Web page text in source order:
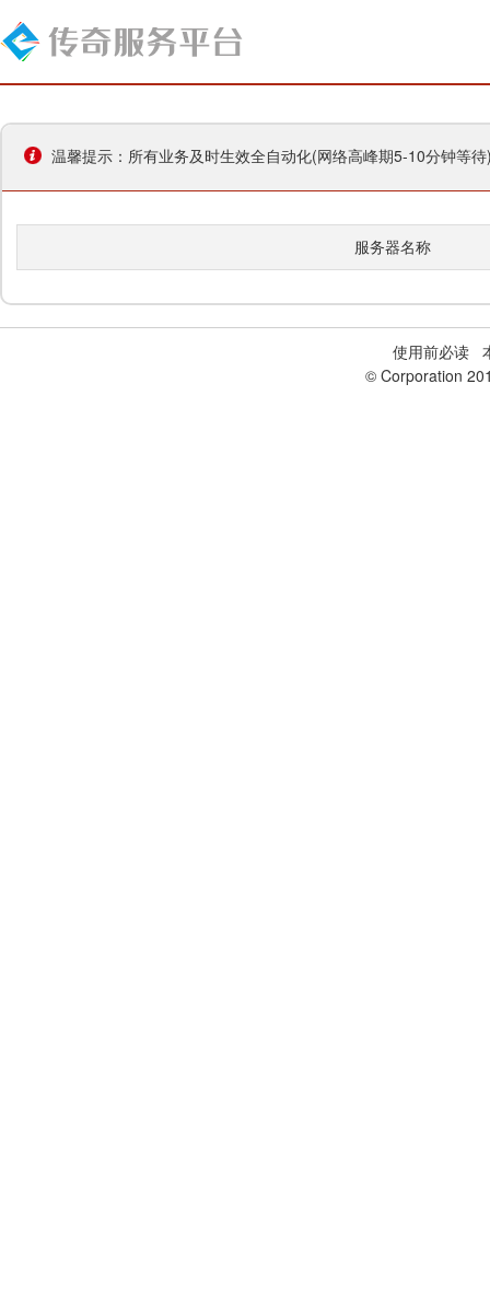
温馨提示：所有业务及时生效全自动化(网络高峰期5-10分钟等
服务器名称
使用前必读
© Corporation